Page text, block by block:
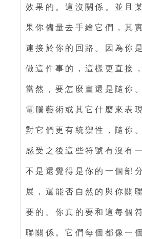
效果的。這沒關係。並且
果你儘量去手繪它們，其
連接於你的回路。因為你
做這件事的，這樣更直接
當然，要怎麼畫還是隨你
電腦藝術或其它什麼來表
對它們更有統禦性，隨你
感受之後這些符號有沒有
不是還覺得是你的一個部
展，還能否自然的與你關
要的。你真的要和這每個
聯關係。它們每個都像一